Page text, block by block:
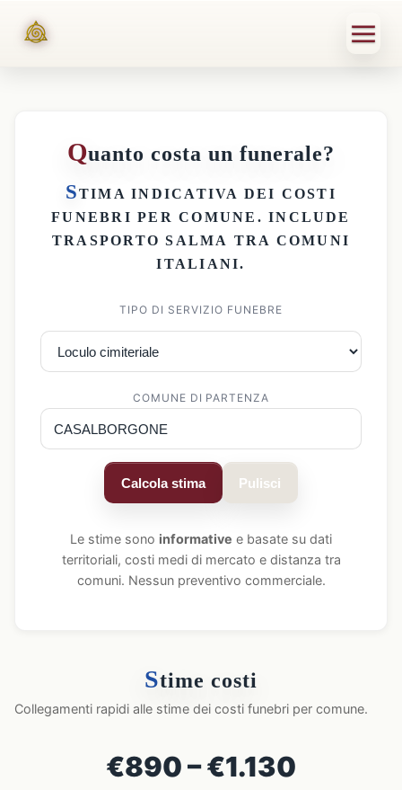
Quanto costa un funerale?
STIMA INDICATIVA DEI COSTI
FUNEBRI PER COMUNE . INCLUDE
TRASPORTO SALMA TRA COMUNI
ITALIANI.
TIPO DI SERVIZIO FUNEBRE
COMUNE DI PARTENZA
Calcola stima Pulisci
Le stime sono informative e basate su dati
territoriali, costi medi di mercato e distanza tra
comuni. Nessun preventivo commerciale.
Stime costi
Collegamenti rapidi alle stime dei costi funebri per comune.
€890 – €1.130